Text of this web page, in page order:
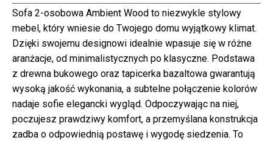
Sofa 2-osobowa Ambient Wood to niezwykle stylowy
mebel, który wniesie do Twojego domu wyjątkowy klimat.
Dzięki swojemu designowi idealnie wpasuje się w różne
aranżacje, od minimalistycznych po klasyczne. Podstawa
z drewna bukowego oraz tapicerka bazaltowa gwarantują
wysoką jakość wykonania, a subtelne połączenie kolorów
nadaje sofie elegancki wygląd. Odpoczywając na niej,
poczujesz prawdziwy komfort, a przemyślana konstrukcja
zadba o odpowiednią postawę i wygodę siedzenia. To